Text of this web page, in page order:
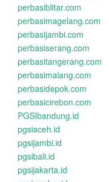
perbasiblitar.com
perbasimagelang.com
perbasijambi.com
perbasiserang.com
perbasitangerang.com
perbasimalang.com
perbasidepok.com
perbasicirebon.com
PGSIbandung.id
pgsiaceh.id
pgsijambi.id
pgsibali.id
pgsijakarta.id